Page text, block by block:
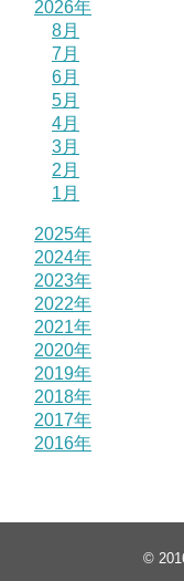
2026年
8月
7月
6月
5月
4月
3月
2月
1月
2025年
2024年
2023年
2022年
2021年
2020年
2019年
2018年
2017年
2016年
©